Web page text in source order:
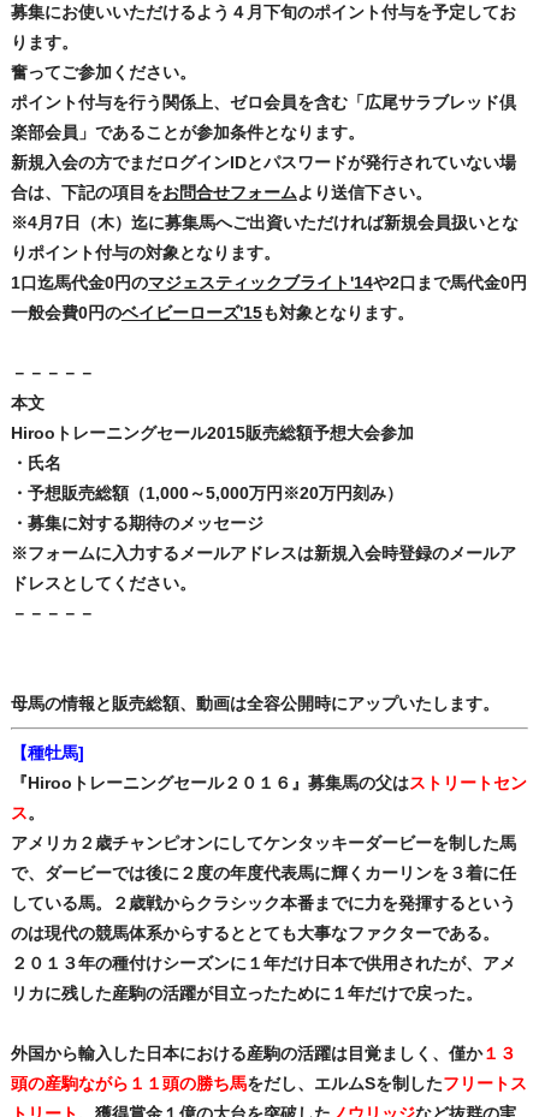
募集にお使いいただけるよう４月下旬のポイント付与を予定してお
ります。
奮ってご参加ください。
ポイント付与を行う関係上、ゼロ会員を含む「広尾サラブレッド倶
楽部会員」であることが参加条件となります。
新規入会の方でまだログインIDとパスワードが発行されていない場
合は、下記の項目をお問合せフォームより送信下さい。
※4月7日（木）迄に募集馬へご出資いただければ新規会員扱いとな
りポイント付与の対象となります。
1口迄馬代金0円のマジェスティックブライト'14や2口まで馬代金0円
一般会費0円のベイビーローズ'15も対象となります。
－－－－－
本文
Hirooトレーニングセール2015販売総額予想大会参加
・氏名
・予想販売総額（1,000～5,000万円※20万円刻み）
・募集に対する期待のメッセージ
※フォームに入力するメールアドレスは新規入会時登録のメールア
ドレスとしてください。
－－－－－
母馬の情報と販売総額、動画は全容公開時にアップいたします。
【種牡馬]
『Hirooトレーニングセール２０１６』募集馬の父はストリートセン
ス。
アメリカ２歳チャンピオンにしてケンタッキーダービーを制した馬
で、ダービーでは後に２度の年度代表馬に輝くカーリンを３着に任
している馬。２歳戦からクラシック本番までに力を発揮するという
のは現代の競馬体系からするととても大事なファクターである。
２０１３年の種付けシーズンに１年だけ日本で供用されたが、アメ
リカに残した産駒の活躍が目立ったために１年だけで戻った。
外国から輸入した日本における産駒の活躍は目覚ましく、僅か１３
頭の産駒ながら１１頭の勝ち馬をだし、エルムSを制したフリートス